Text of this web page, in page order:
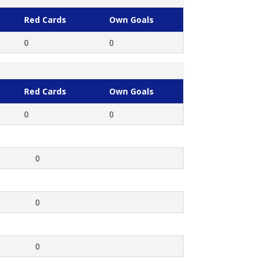
Red Cards Own Goals
0 0
Red Cards Own Goals
0 0
0
0
0